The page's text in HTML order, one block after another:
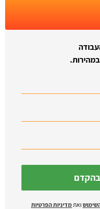
ואת מדיניות הפרטיות